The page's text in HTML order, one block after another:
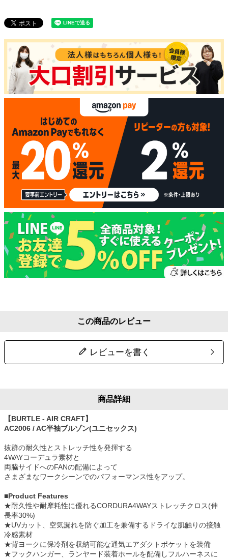
この商品のレビュー
レビューを書く
商品詳細
【BURTLE - AIR CRAFT】
AC2006 / AC半袖ブルゾン(ユニセックス)
抜群の耐久性とストレッチ性を発揮する
4WAYコーデュラ素材と
両脇サイドへのFANの配備によって
さまざまなワークシーンでのパフォーマンス性をアップ。
■Product Features
★耐久性や耐摩耗性に優れるCORDURA4WAYストレッチクロス(伸
長率30%)
★UVカット、空気漏れを防ぐ加工を兼備するドライな肌触りの接触
冷感素材
★背ヨークに保冷剤を収納可能な通気エアダクトポケットを装備
★フックハンガー、ランヤード装着ホールを配備しフルハーネスに